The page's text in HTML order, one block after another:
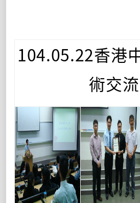
104.05.22香港
術交流